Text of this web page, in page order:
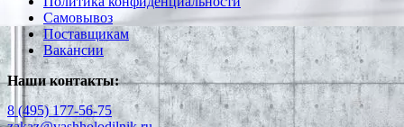
Самовывоз
Поставщикам
Вакансии
Наши контакты:
8 (495) 177-56-75